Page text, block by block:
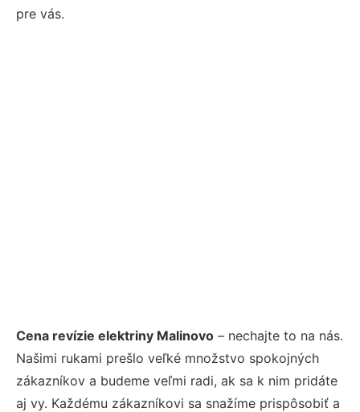
pre vás.
Cena revízie elektriny Malinovo – nechajte to na nás.
Našimi rukami prešlo veľké množstvo spokojných
zákazníkov a budeme veľmi radi, ak sa k nim pridáte
aj vy. Každému zákazníkovi sa snažíme prispôsobiť a